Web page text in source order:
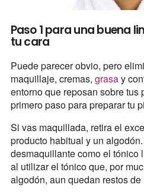
Paso 1 para una buena
tu cara
Puede parecer obvio, pero
maquillaje, cremas, grasay
entorno que reposan sobre tus
primero paso para preparar tu
Si vas maquillada, retira el
producto habitual y un
desmaquillante como el tónico
al utilizar el tónico que, por
algodón, aun quedan restos